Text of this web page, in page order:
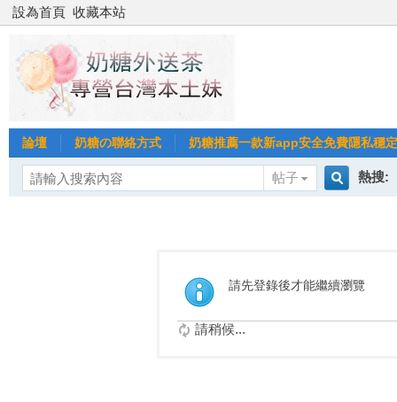
設為首頁 收藏本站
論壇 奶糖の聯絡方式 奶糖推薦一款新app安全免費隱私穩
帖子
索
熱搜:
台中
請先登錄後才能繼續瀏覽
請稍候...